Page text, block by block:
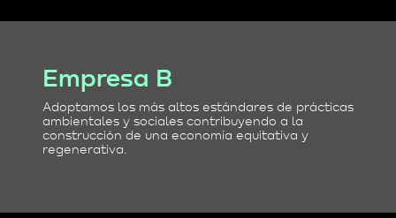
Empresa B
Adoptamos los más altos estándares de prácticas
ambientales y sociales contribuyendo a la
construcción de una economía equitativa y
regenerativa.